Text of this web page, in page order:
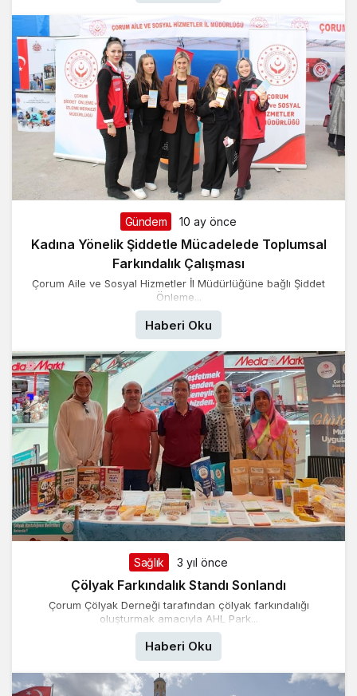
Gündem 10 ay önce
Kadına Yönelik Şiddetle Mücadelede Toplumsal
Farkındalık Çalışması
Çorum Aile ve Sosyal Hizmetler İl Müdürlüğüne bağlı Şiddet
Önleme...
Haberi Oku
Sağlık 3 yıl önce
Çölyak Farkındalık Standı Sonlandı
Çorum Çölyak Derneği tarafından çölyak farkındalığı
oluşturmak amacıyla AHL Park...
Haberi Oku